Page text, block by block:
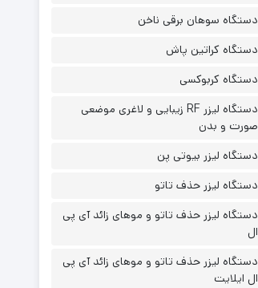
دستگاه سوهان برقی ناخن
دستگاه کراتین پاش
دستگاه کربوکسی
دستگاه لیزر RF زیبایی و لاغری موضعی
صورت و بدن
دستگاه لیزر بیوتی پن
دستگاه لیزر حذف تاتو
دستگاه لیزر حذف تاتو و موهای زائد آی پی
ال
دستگاه لیزر حذف تاتو و موهای زائد آی پی
ال ایلایت